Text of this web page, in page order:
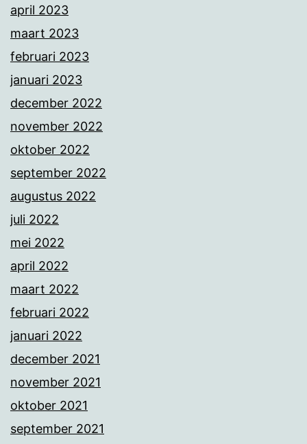
april 2023
maart 2023
februari 2023
januari 2023
december 2022
november 2022
oktober 2022
september 2022
augustus 2022
juli 2022
mei 2022
april 2022
maart 2022
februari 2022
januari 2022
december 2021
november 2021
oktober 2021
september 2021